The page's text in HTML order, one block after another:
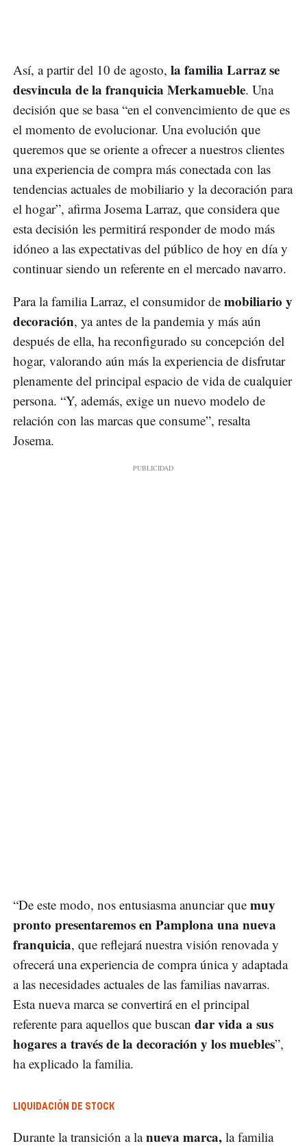
Así, a partir del 10 de agosto, la familia Larraz se
desvincula de la franquicia Merkamueble. Una
decisión que se basa “en el convencimiento de que es
el momento de evolucionar. Una evolución que
queremos que se oriente a ofrecer a nuestros clientes
una experiencia de compra más conectada con las
tendencias actuales de mobiliario y la decoración para
el hogar”, afirma Josema Larraz, que considera que
esta decisión les permitirá responder de modo más
idóneo a las expectativas del público de hoy en día y
continuar siendo un referente en el mercado navarro.
Para la familia Larraz, el consumidor de mobiliario y
decoración, ya antes de la pandemia y más aún
después de ella, ha reconfigurado su concepción del
hogar, valorando aún más la experiencia de disfrutar
plenamente del principal espacio de vida de cualquier
persona. “Y, además, exige un nuevo modelo de
relación con las marcas que consume”, resalta
Josema.
“De este modo, nos entusiasma anunciar que muy
pronto presentaremos en Pamplona una nueva
franquicia, que reflejará nuestra visión renovada y
ofrecerá una experiencia de compra única y adaptada
a las necesidades actuales de las familias navarras.
Esta nueva marca se convertirá en el principal
referente para aquellos que buscan dar vida a sus
hogares a través de la decoración y los muebles”,
ha explicado la familia.
LIQUIDACIÓN DE STOCK
Durante la transición a lanueva marca, la familia